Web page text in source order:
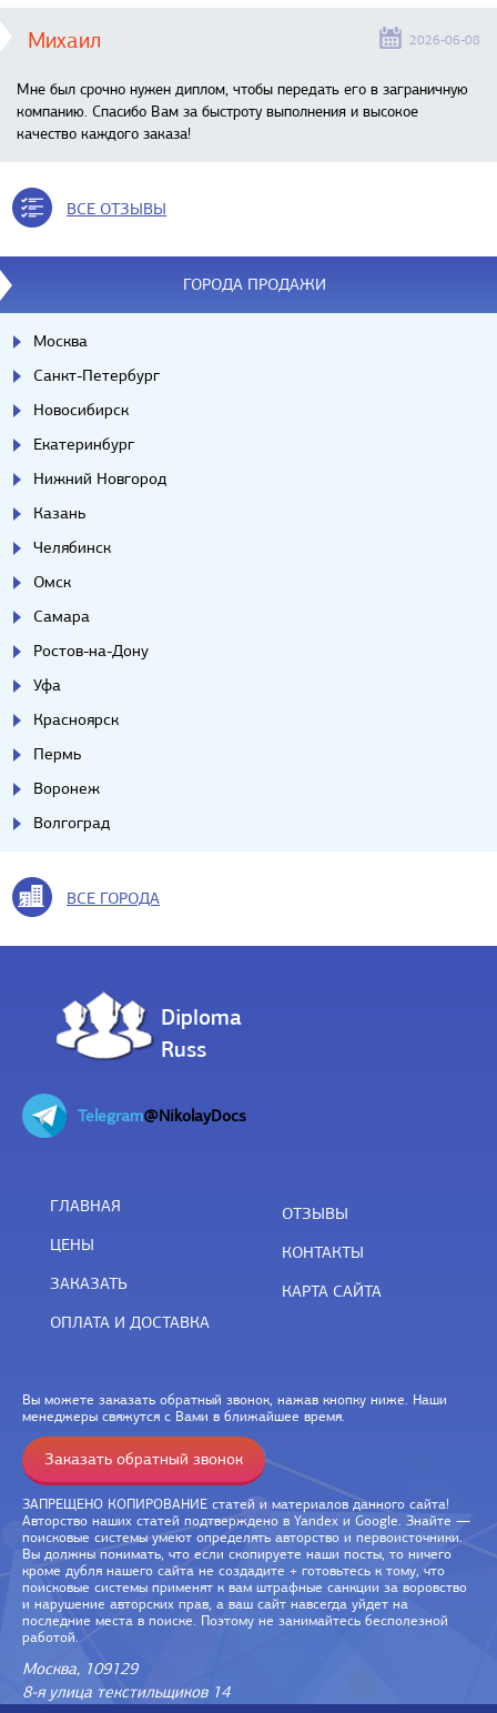
Михаил 2026-06-08
Мне был срочно нужен диплом, чтобы передать его в заграничную
компанию. Спасибо Вам за быстроту выполнения и высокое
качество каждого заказа!
ВСЕ ОТЗЫВЫ
ГОРОДА ПРОДАЖИ
Москва
Санкт-Петербург
Новосибирск
Екатеринбург
Нижний Новгород
Казань
Челябинск
Омск
Самара
Ростов-на-Дону
Уфа
Красноярск
Пермь
Воронеж
Волгоград
ВСЕ ГОРОДА
Diploma
Russ
Telegram@NikolayDocs
ГЛАВНАЯ
ЦЕНЫ
ЗАКАЗАТЬ
ОПЛАТА И ДОСТАВКА
ОТЗЫВЫ
КОНТАКТЫ
КАРТА САЙТА
Вы можете заказать обратный звонок, нажав кнопку ниже. Наши
менеджеры свяжутся с Вами в ближайшее время.
Заказать обратный звонок
ЗАПРЕЩЕНО КОПИРОВАНИЕ статей и материалов данного сайта!
Авторство наших статей подтверждено в Yandex и Google. Знайте —
поисковые системы умеют определять авторство и первоисточники.
Вы должны понимать, что если скопируете наши посты, то ничего
кроме дубля нашего сайта не создадите + готовьтесь к тому, что
поисковые системы применят к вам штрафные санкции за воровство
и нарушение авторских прав, а ваш сайт навсегда уйдет на
последние места в поиске. Поэтому не занимайтесь бесполезной
работой.
Москва, 109129
8-я улица текстильщиков 14